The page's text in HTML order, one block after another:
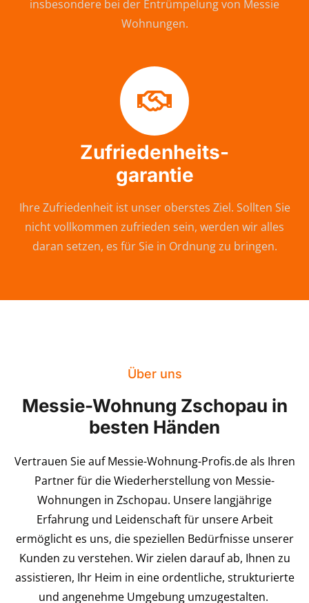
insbesondere bei der Entrümpelung von Messie
Wohnungen.
Zufriedenheits-
garantie
Ihre Zufriedenheit ist unser oberstes Ziel. Sollten Sie
nicht vollkommen zufrieden sein, werden wir alles
daran setzen, es für Sie in Ordnung zu bringen.
Über uns
Messie-Wohnung Zschopau in
besten Händen
Vertrauen Sie auf Messie-Wohnung-Profis.de als Ihren
Partner für die Wiederherstellung von Messie-
Wohnungen in Zschopau. Unsere langjährige
Erfahrung und Leidenschaft für unsere Arbeit
ermöglicht es uns, die speziellen Bedürfnisse unserer
Kunden zu verstehen. Wir zielen darauf ab, Ihnen zu
assistieren, Ihr Heim in eine ordentliche, strukturierte
und angenehme Umgebung umzugestalten.